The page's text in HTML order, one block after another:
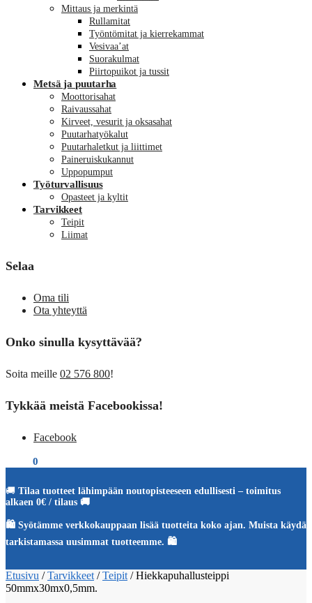
Mittaus ja merkintä
Rullamitat
Työntömitat ja kierrekammat
Vesivaa’at
Suorakulmat
Piirtopuikot ja tussit
Metsä ja puutarha
Moottorisahat
Raivaussahat
Kirveet, vesurit ja oksasahat
Puutarhatyökalut
Puutarhaletkut ja liittimet
Paineruiskukannut
Uppopumput
Työturvallisuus
Opasteet ja kyltit
Tarvikkeet
Teipit
Liimat
Selaa
Oma tili
Ota yhteyttä
Onko sinulla kysyttävää?
Soita meille 02 576 800!
Tykkää meistä Facebookissa!
Facebook
0
🚚 Tilaa tuotteet lähimpään noutopisteeseen edullisesti – toimitus
alkaen 0€ / tilaus 🚚
🛍️ Syötämme verkkokauppaan lisää tuotteita koko ajan. Muista käydä
tarkistamassa uusimmat tuotteemme. 🛍️
Etusivu /Tarvikkeet /Teipit /Hiekkapuhallusteippi
50mmx30mx0,5mm.